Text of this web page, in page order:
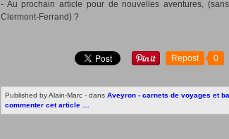
- Au prochain article pour de nouvelles aventures,
Clermont-Ferrand) ?
Repost 0
Published by Alain-Marc - dans Aveyron - carnets de voyages et
commenter cet article